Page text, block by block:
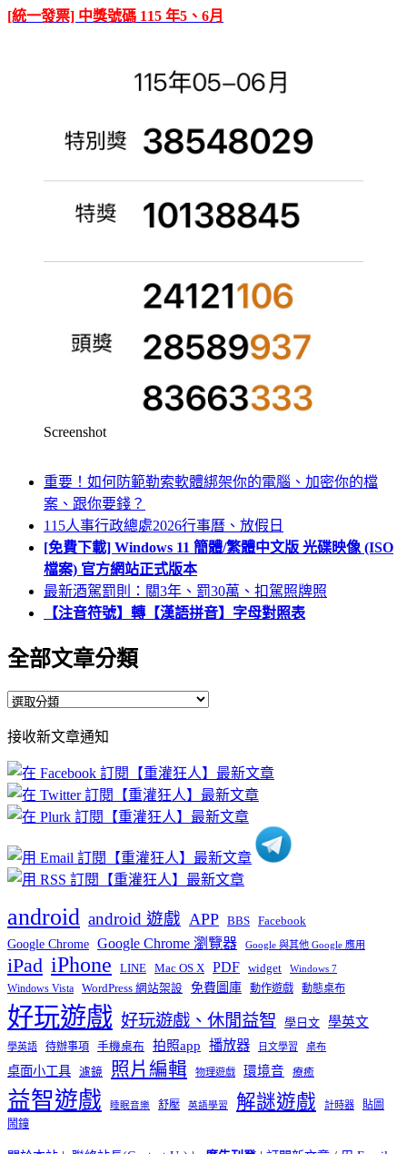
[統一發票] 中獎號碼 115 年5、6月
Screenshot
重要！如何防範勒索軟體綁架你的電腦、加密你的檔
案、跟你要錢？
115人事行政總處2026行事曆、放假日
[免費下載] Windows 11 簡體/繁體中文版 光碟映像 (ISO
檔案) 官方網站正式版本
最新酒駕罰則：關3年、罰30萬、扣駕照牌照
【注音符號】轉【漢語拼音】字母對照表
全部文章分類
全
文
章
分
類
接收新文章通知
android android 遊戲 APP BBS Facebook
Google Chrome Google Chrome 瀏覽器 Google 與其他 Google 應用
iPad iPhone LINE Mac OS X PDF widget Windows 7
Windows Vista WordPress 網站架設 免費圖庫 動作遊戲 動態桌布
好玩遊戲 好玩遊戲、休閒益智 學日文 學英文
學英語 待辦事項 手機桌布 拍照app 播放器 日文學習 桌布
桌面小工具 濾鏡 照片編輯 物理遊戲 環境音 療癒
益智遊戲 睡眠音樂 舒壓 英語學習 解謎遊戲 計時器
貼圖
鬧鐘